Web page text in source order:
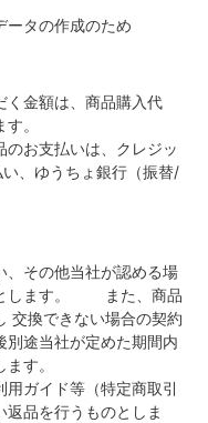
ータの作成のため
く金額は、商品購入代
。
のお支払いは、クレジッ
、ゆうちょ銀行（振替/
、その他当社が認める場
とします。 また、商品
交換できない場合の契約
別途当社が定めた期間内
す。
用ガイド等（特定商取引
品を行うものとしま